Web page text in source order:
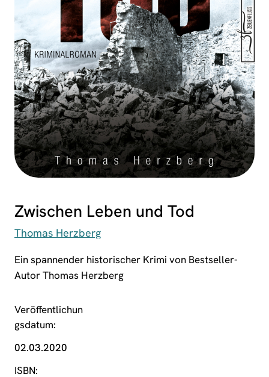
Zwischen Leben und Tod
Thomas Herzberg
Ein spannender historischer Krimi von Bestseller-
Autor Thomas Herzberg
Veröffentlichun
gsdatum
02.03.2020
ISBN